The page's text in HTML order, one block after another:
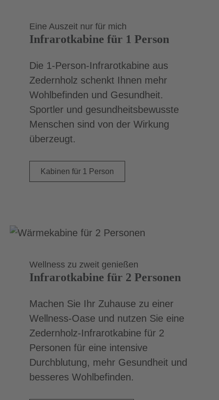
Eine Auszeit nur für mich
Infrarotkabine für 1 Person
Die 1-Person-Infrarotkabine aus
Zedernholz schenkt Ihnen mehr
Wohlbefinden und Gesundheit.
Sportler und gesundheitsbewusste
Menschen sind von der Wirkung
überzeugt.
Kabinen für 1 Person
Wellness zu zweit genießen
Infrarotkabine für 2 Personen
Machen Sie Ihr Zuhause zu einer
Wellness-Oase und nutzen Sie eine
Zedernholz-Infrarotkabine für 2
Personen für eine intensive
Durchblutung, mehr Gesundheit und
besseres Wohlbefinden.